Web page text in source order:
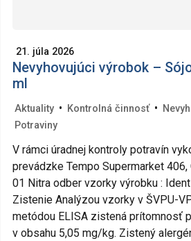
21. júla 2026
Nevyhovujúci výrobok –
ml
Aktuality • Kontrolná činnosť •
Potraviny
V rámci úradnej kontroly potravín
prevádzke Tempo Supermarket
01 Nitra odber vzorky výrobku :
Zistenie Analýzou vzorky v ŠVPU-
metódou ELISA zistená prítomnosť
v obsahu 5,05 mg/kg. Zistený